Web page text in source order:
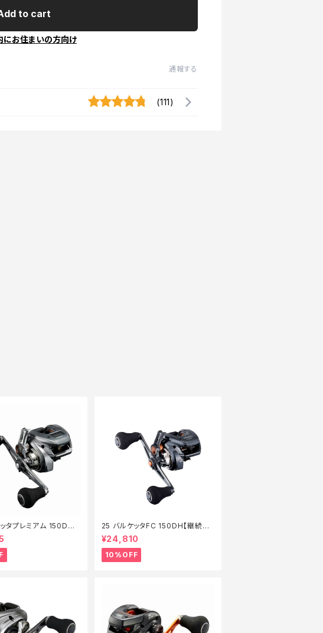
to cart
にお住まいの方向け
通報する
(111)
タプレミアム 150DHX
_リール】【10】
25 バルケッタFC 150DH【継続セ
ール_リール】【10】
¥24,810
10%OFF